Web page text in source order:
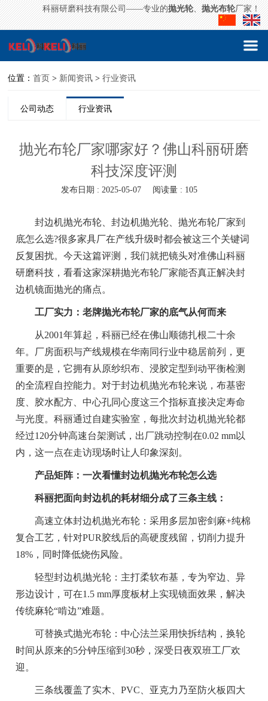
科丽研磨科技有限公司——专业的抛光轮、抛光布轮厂家！
位置：首页 > 新闻资讯 >行业资讯
公司动态 行业资讯
抛光布轮厂家哪家好？佛山科丽研磨
科技深度评测
发布日期 : 2025-05-07 阅读量 : 105
封边机抛光布轮、封边机抛光轮、抛光布轮厂家到
底怎么选?很多家具厂在产线升级时都会被这三个关键词
反复困扰。今天这篇评测，我们就把镜头对准佛山科丽
研磨科技，看看这家深耕抛光布轮厂家能否真正解决封
边机镜面抛光的痛点。
工厂实力：老牌抛光布轮厂家的底气从何而来
从2001年算起，科丽已经在佛山顺德扎根二十余
年。厂房面积与产线规模在华南同行业中稳居前列，更
重要的是，它拥有从原纱织布、浸胶定型到动平衡检测
的全流程自控能力。对于封边机抛光布轮来说，布基密
度、胶水配方、中心孔同心度这三个指标直接决定寿命
与光度。科丽通过自建实验室，每批次封边机抛光轮都
经过120分钟高速台架测试，出厂跳动控制在0.02 mm以
内，这一点在走访现场时让人印象深刻。
产品矩阵：一次看懂封边机抛光布轮怎么选
科丽把面向封边机的耗材细分成了三条主线：
高速立体封边机抛光布轮：采用多层加密剑麻+纯棉
复合工艺，针对PUR胶线后的高硬度残留，切削力提升
18%，同时降低烧伤风险。
轻型封边机抛光轮：主打柔软布基，专为窄边、异
形边设计，可在1.5 mm厚度板材上实现镜面效果，解决
传统麻轮“啃边”难题。
可替换式抛光布轮：中心法兰采用快拆结构，换轮
时间从原来的5分钟压缩到30秒，深受日夜双班工厂欢
迎。
三条线覆盖了实木、PVC、亚克力乃至防火板四大